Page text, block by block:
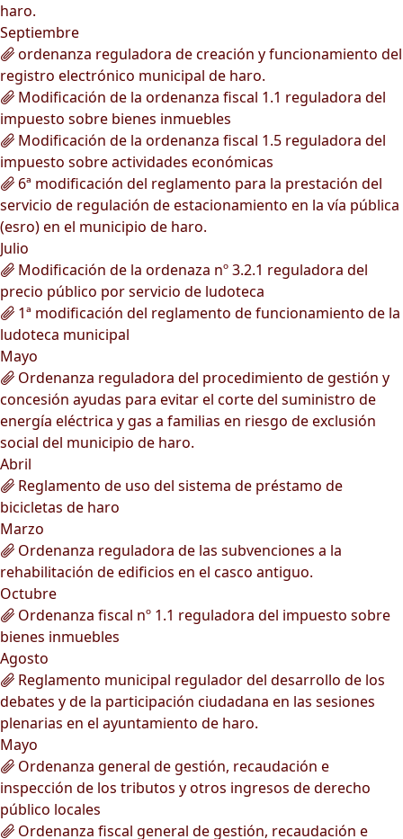
haro.
Septiembre
ordenanza reguladora de creación y funcionamiento del
registro electrónico municipal de haro.
Modificación de la ordenanza fiscal 1.1 reguladora del
impuesto sobre bienes inmuebles
Modificación de la ordenanza fiscal 1.5 reguladora del
impuesto sobre actividades económicas
6ª modificación del reglamento para la prestación del
servicio de regulación de estacionamiento en la vía pública
(esro) en el municipio de haro.
Julio
Modificación de la ordenaza nº 3.2.1 reguladora del
precio público por servicio de ludoteca
1ª modificación del reglamento de funcionamiento de la
ludoteca municipal
Mayo
Ordenanza reguladora del procedimiento de gestión y
concesión ayudas para evitar el corte del suministro de
energía eléctrica y gas a familias en riesgo de exclusión
social del municipio de haro.
Abril
Reglamento de uso del sistema de préstamo de
bicicletas de haro
Marzo
Ordenanza reguladora de las subvenciones a la
rehabilitación de edificios en el casco antiguo.
Octubre
Ordenanza fiscal nº 1.1 reguladora del impuesto sobre
bienes inmuebles
Agosto
Reglamento municipal regulador del desarrollo de los
debates y de la participación ciudadana en las sesiones
plenarias en el ayuntamiento de haro.
Mayo
Ordenanza general de gestión, recaudación e
inspección de los tributos y otros ingresos de derecho
público locales
Ordenanza fiscal general de gestión, recaudación e